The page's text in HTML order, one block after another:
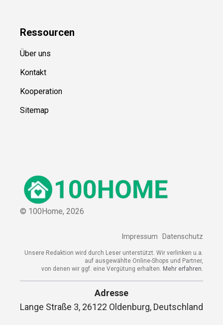
Ressourcen
Über uns
Kontakt
Kooperation
Sitemap
© 100Home, 2026
Impressum Datenschutz
Unsere Redaktion wird durch Leser unterstützt. Wir verlinken u.a.
auf ausgewählte Online-Shops und Partner,
von denen wir ggf. eine Vergütung erhalten. Mehr erfahren.
Adresse
Lange Straße 3, 26122 Oldenburg, Deutschland